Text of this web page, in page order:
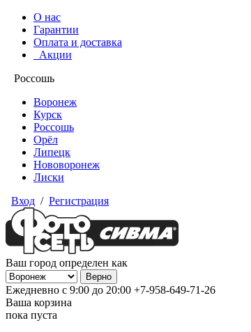
О нас
Гарантии
Оплата и доставка
Акции
Россошь
Воронеж
Курск
Россошь
Орёл
Липецк
Нововоронеж
Лиски
Вход / Регистрация
Ваш город определен как
Ежедневно с 9:00 до 20:00 +7-958-649-71-26
Ваша корзина
пока пуста